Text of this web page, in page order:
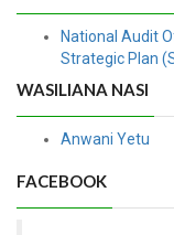
National Audit
Strategic Plan
WASILIANA NASI
Anwani Yetu
FACEBOOK